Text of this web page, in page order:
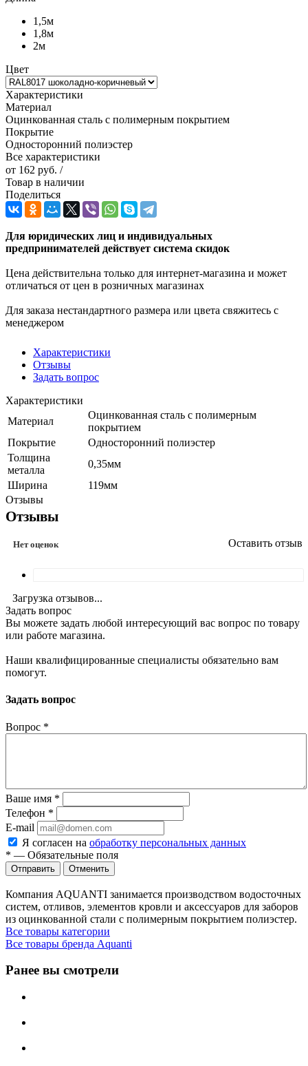
1,5м
1,8м
2м
Цвет
Характеристики
Материал
Оцинкованная сталь с полимерным покрытием
Покрытие
Односторонний полиэстер
Все характеристики
от 162 руб. /
Товар в наличии
Поделиться
Для юридических лиц и индивидуальных
предпринимателей действует система скидок
Цена действительна только для интернет-магазина и может
отличаться от цен в розничных магазинах
Для заказа нестандартного размера или цвета свяжитесь с
менеджером
Характеристики
Отзывы
Задать вопрос
Характеристики
Материал
Оцинкованная сталь с полимерным
покрытием
Покрытие
Односторонний полиэстер
Толщина
металла
0,35мм
Ширина
119мм
Отзывы
Отзывы
Нет оценок Оставить отзыв
Загрузка отзывов...
Задать вопрос
Вы можете задать любой интересующий вас вопрос по товару
или работе магазина.
Наши квалифицированные специалисты обязательно вам
помогут.
Задать вопрос
Вопрос *
Ваше имя *
Телефон *
E-mail
Я согласен на обработку персональных данных
* — Обязательные поля
Отменить
Компания AQUANTI занимается производством водосточных
систем, отливов, элементов кровли и аксессуаров для заборов
из оцинкованной стали с полимерным покрытием полиэстер.
Все товары категории
Все товары бренда Aquanti
Ранее вы смотрели